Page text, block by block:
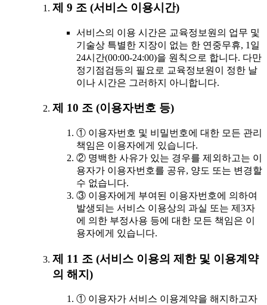
제 9 조 (서비스 이용시간)
서비스의 이용 시간은 교육정보원의 업무 및
기술상 특별한 지장이 없는 한 연중무휴, 1일
24시간(00:00-24:00)을 원칙으로 합니다. 다만
정기점검등의 필요로 교육정보원이 정한 날
이나 시간은 그러하지 아니합니다.
제 10 조 (이용자번호 등)
① 이용자번호 및 비밀번호에 대한 모든 관리
책임은 이용자에게 있습니다.
② 명백한 사유가 있는 경우를 제외하고는 이
용자가 이용자번호를 공유, 양도 또는 변경할
수 없습니다.
③ 이용자에게 부여된 이용자번호에 의하여
발생되는 서비스 이용상의 과실 또는 제3자
에 의한 부정사용 등에 대한 모든 책임은 이
용자에게 있습니다.
제 11 조 (서비스 이용의 제한 및 이용계약
의 해지)
① 이용자가 서비스 이용계약을 해지하고자